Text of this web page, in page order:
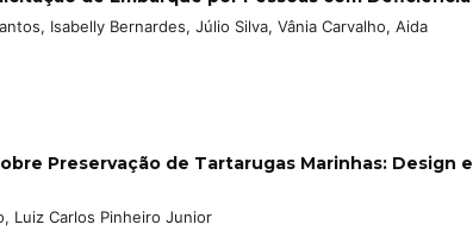
Isabelly Bernardes, Júlio Silva, Vânia Carvalho, Aida
Preservação de Tartarugas Marinhas: Design e
Luiz Carlos Pinheiro Junior